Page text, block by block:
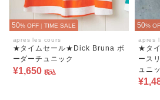
50% OFF TIME SALE
apres les cours
★タイムセール★Dick Bruna ボ
ーダーチュニック
¥1,650 税込
50%
apres
★タ
ース
ュニ